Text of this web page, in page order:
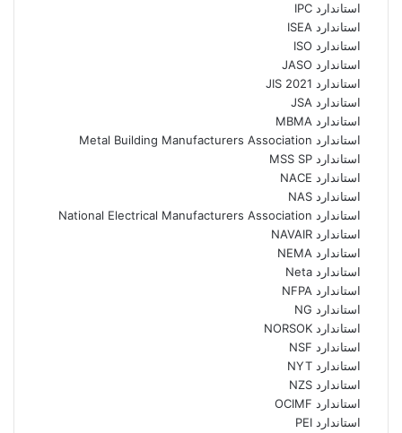
استاندارد IPC
استاندارد ISEA
استاندارد ISO
استاندارد JASO
استاندارد JIS 2021
استاندارد JSA
استاندارد MBMA
استاندارد Metal Building Manufacturers Association
استاندارد MSS SP
استاندارد NACE
استاندارد NAS
استاندارد National Electrical Manufacturers Association
استاندارد NAVAIR
استاندارد NEMA
استاندارد Neta
استاندارد NFPA
استاندارد NG
استاندارد NORSOK
استاندارد NSF
استاندارد NYT
استاندارد NZS
استاندارد OCIMF
استاندارد PEI